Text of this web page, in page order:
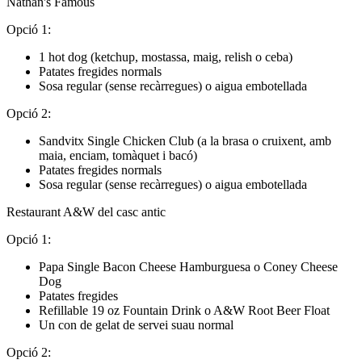
Opció 1:
1 hot dog (ketchup, mostassa, maig, relish o ceba)
Patates fregides normals
Sosa regular (sense recàrregues) o aigua embotellada
Opció 2:
Sandvitx Single Chicken Club (a la brasa o cruixent, amb
maia, enciam, tomàquet i bacó)
Patates fregides normals
Sosa regular (sense recàrregues) o aigua embotellada
Restaurant A&W del casc antic
Opció 1:
Papa Single Bacon Cheese Hamburguesa o Coney Cheese
Dog
Patates fregides
Refillable 19 oz Fountain Drink o A&W Root Beer Float
Un con de gelat de servei suau normal
Opció 2: